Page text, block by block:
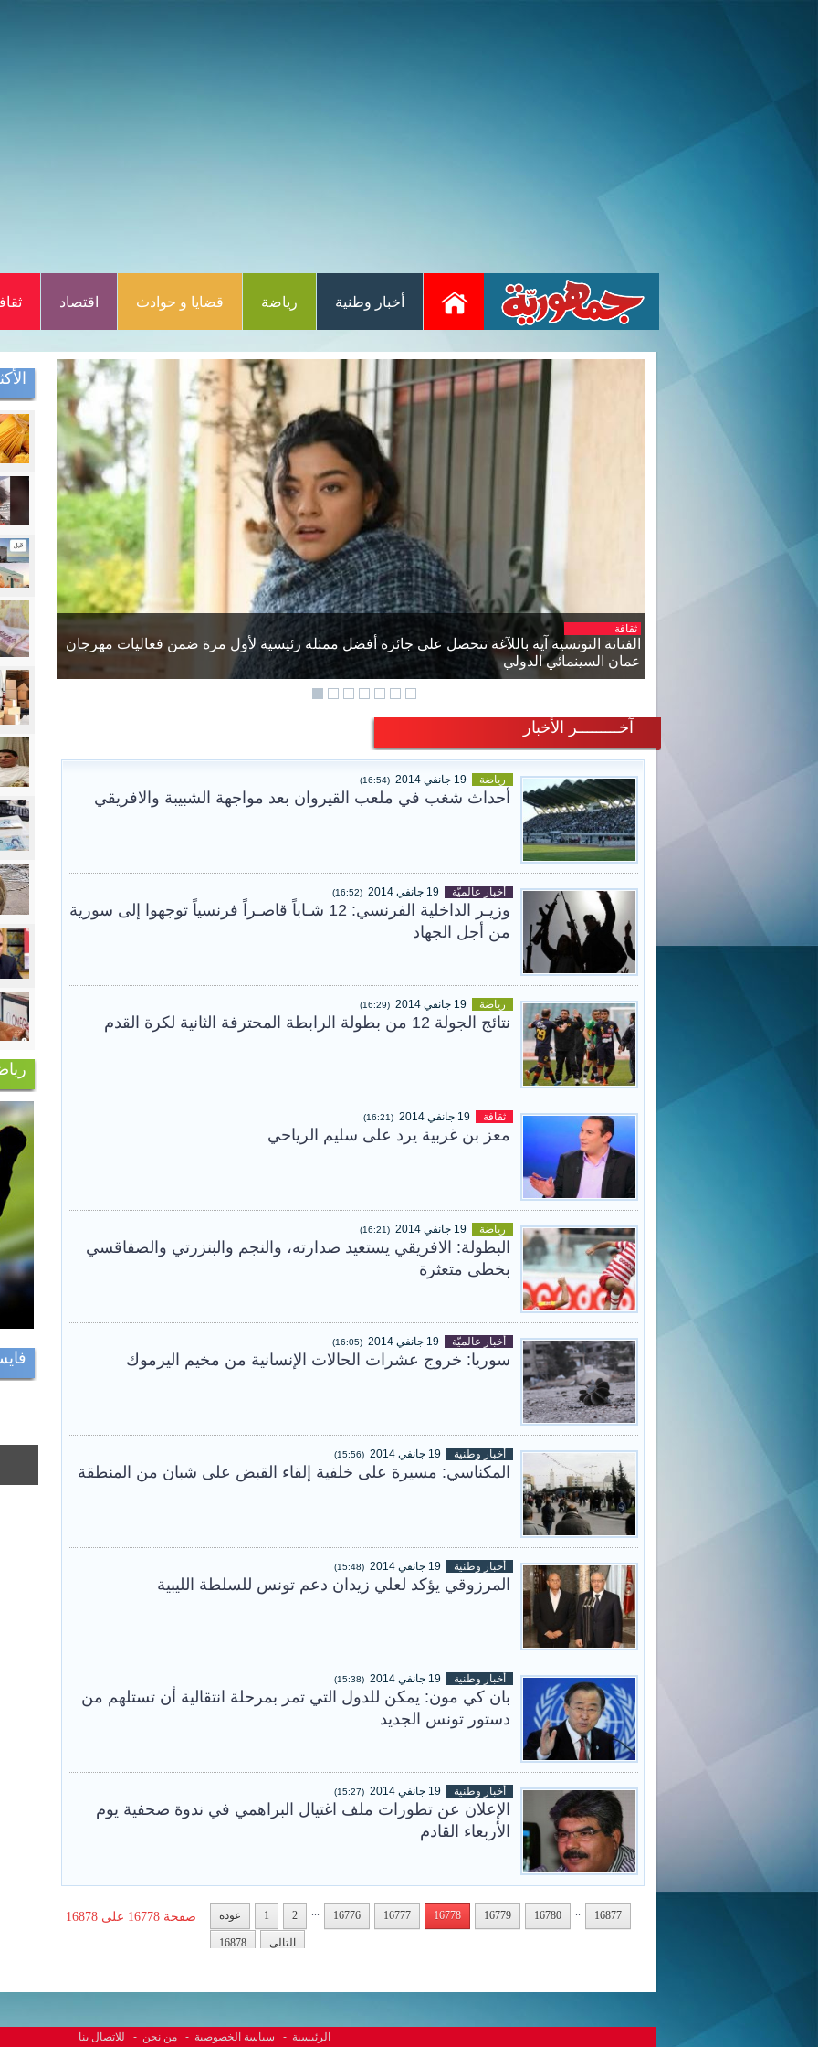
أخبار وطنية رياضة قضايا و حوادث اقتصاد
أخبار وطنية
تقلبات جوية منتظرة: الحماية المدنية تدعو إلى توخي الحيطة والحذر
آخـــــــــر الأخبار
رياضة (16:54)
أحداث شغب في ملعب القيروان بعد مواجهة الشبيبة والافريقي
أخبار عالميّة (16:52)
وزيـر الداخلية الفرنسي: 12 شـاباً قاصـراً فرنسياً توجهوا إلى سورية
من أجل الجهاد
رياضة (16:29)
نتائج الجولة 12 من بطولة الرابطة المحترفة الثانية لكرة القدم
ثقافة (16:21)
معز بن غربية يرد على سليم الرياحي
رياضة (16:21)
البطولة: الافريقي يستعيد صدارته، والنجم والبنزرتي والصفاقسي
بخطى متعثرة
أخبار عالميّة (16:05)
سوريا: خروج عشرات الحالات الإنسانية من مخيم اليرموك
أخبار وطنية (15:56)
المكناسي: مسيرة على خلفية إلقاء القبض على شبان من المنطقة
أخبار وطنية (15:48)
المرزوقي يؤكد لعلي زيدان دعم تونس للسلطة الليبية
أخبار وطنية (15:38)
بان كي مون: يمكن للدول التي تمر بمرحلة انتقالية أن تستلهم من
دستور تونس الجديد
أخبار وطنية (15:27)
الإعلان عن تطورات ملف اغتيال البراهمي في ندوة صحفية يوم
الأربعاء القادم
صفحة 16778 على 16878 عودة 1 2 ... 16776 16777 16778 16779 16780 .. 16877
16878 التالي
الرئيسية - سياسة الخصوصية - من نحن - للاتصال بنا